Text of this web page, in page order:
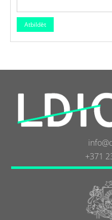
+371